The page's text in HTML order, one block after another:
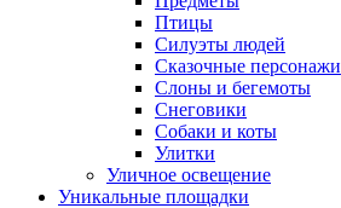
Птицы
Силуэты людей
Сказочные персонажи
Слоны и бегемоты
Снеговики
Собаки и коты
Улитки
Уличное освещение
Уникальные площадки